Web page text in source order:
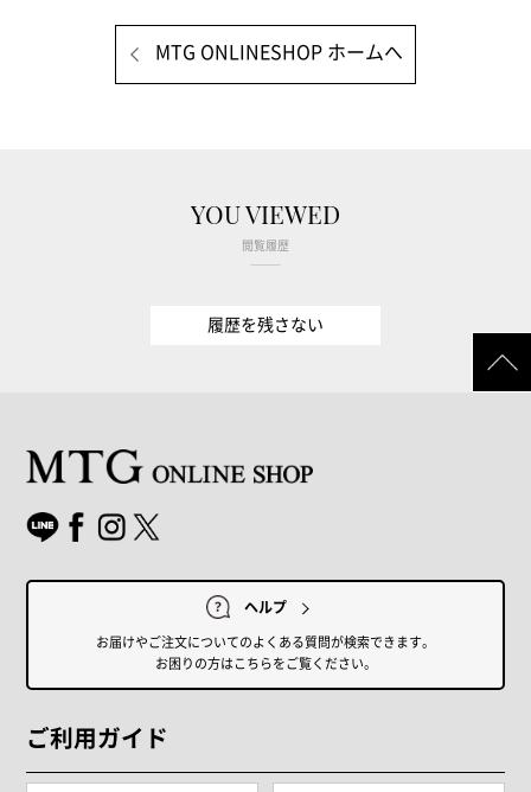
MTG ONLINESHOP ホームへ
YOU VIEWED
閲覧履歴
履歴を残さない
ヘルプ
お届けやご注文についてのよくある質問が検索できます。
お困りの方はこちらをご覧ください。
ご利用ガイド